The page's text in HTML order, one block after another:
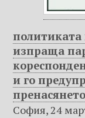
политиката
изпраща
и го
София, 24